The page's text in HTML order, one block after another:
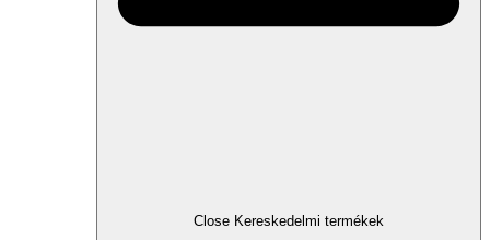
Close Kereskedelmi termékek